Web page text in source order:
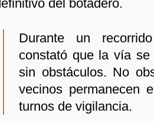
del botadero.
Durante un
constató que la vía
sin obstáculos. No
vecinos permanecen
turnos de vigilancia.